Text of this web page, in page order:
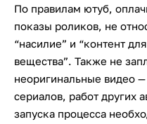
По правилам ютуб,
показы роликов, не
“насилие” и “контент
вещества”. Также не
неоригинальные видео
сериалов, работ других
запуска процесса